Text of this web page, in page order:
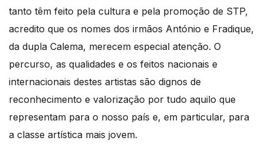
tanto têm feito pela cultura e pela promoção de STP,
acredito que os nomes dos irmãos António e Fradique,
da dupla Calema, merecem especial atenção. O
percurso, as qualidades e os feitos nacionais e
internacionais destes artistas são dignos de
reconhecimento e valorização por tudo aquilo que
representam para o nosso país e, em particular, para
a classe artística mais jovem.